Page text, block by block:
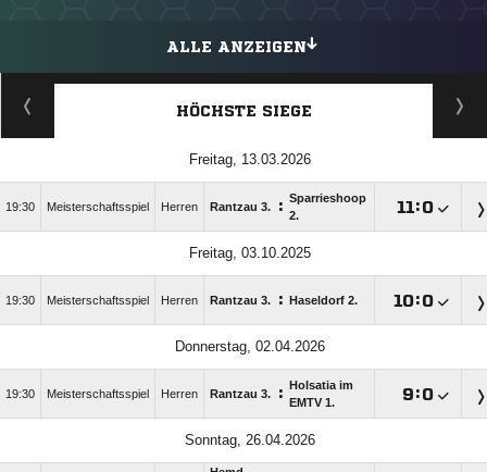
ALLE ANZEIGEN
HÖCHSTE SIEGE
Freitag, 13.03.2026
19:30 Meisterschaftsspiel Herren Rantzau 3. : Sparrieshoop
2.
:
Freitag, 03.10.2025
19:30 Meisterschaftsspiel Herren Rantzau 3. : Haseldorf 2. :
Donnerstag, 02.04.2026
19:30 Meisterschaftsspiel Herren Rantzau 3. :
Holsatia im
EMTV 1.
:
Sonntag, 26.04.2026